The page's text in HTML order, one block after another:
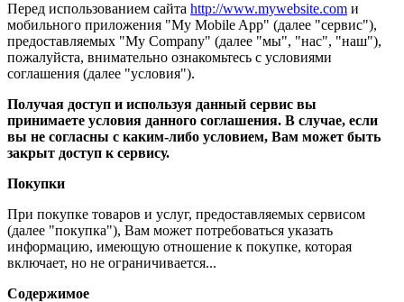
Перед использованием сайта http://www.mywebsite.com и
мобильного приложения "My Mobile App" (далее "сервис"),
предоставляемых "My Company" (далее "мы", "нас", "наш"),
пожалуйста, внимательно ознакомьтесь с условиями
соглашения (далее "условия").
Получая доступ и используя данный сервис вы
принимаете условия данного соглашения. В случае, если
вы не согласны с каким-либо условием, Вам может быть
закрыт доступ к сервису.
Покупки
При покупке товаров и услуг, предоставляемых сервисом
(далее "покупка"), Вам может потребоваться указать
информацию, имеющую отношение к покупке, которая
включает, но не ограничивается...
Содержимое